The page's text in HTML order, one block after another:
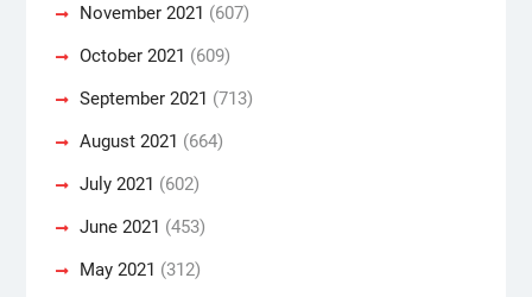
November 2021 (607)
October 2021 (609)
September 2021 (713)
August 2021 (664)
July 2021 (602)
June 2021 (453)
May 2021 (312)